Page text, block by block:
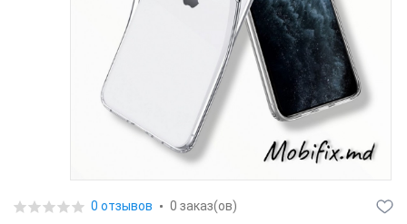
0 отзывов 0 заказ(ов)